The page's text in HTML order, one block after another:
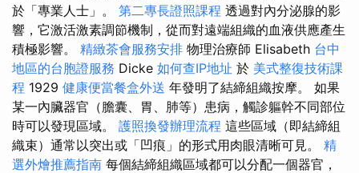
於「專業人士」。 第二專長證照課程 透過對內分泌腺的影
響，它激活激素調節機制，從而對遠端組織的血液供應產生
積極影響。 精緻茶會服務安排 物理治療師 Elisabeth 台中
地區的台胞證服務 Dicke 如何查IP地址 於 美式整復技術課
程 1929 健康便當餐盒外送 年發明了結締組織按摩。 如果
某一內臟器官（膽囊、胃、肺等）患病，觸診軀幹不同部位
時可以發現區域。 護照換發辦理流程 這些區域（即結締組
織束）通常以突出或「凹痕」的形式用肉眼清晰可見。 精
選外燴推薦指南 每個結締組織區域都可以分配一個器官，